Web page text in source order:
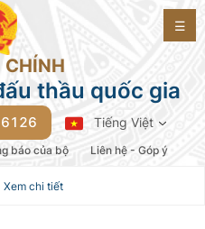
☰
CHÍNH
thầu quốc gia
Tiếng Việt
báo của bộ Liên hệ - Góp ý
LCNT -
Xem chi tiết